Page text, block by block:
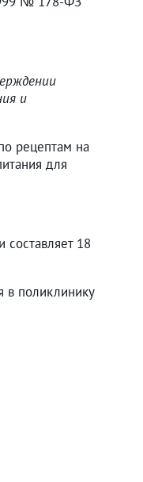
и
рецептам на
для
составляет 18
в поликлинику